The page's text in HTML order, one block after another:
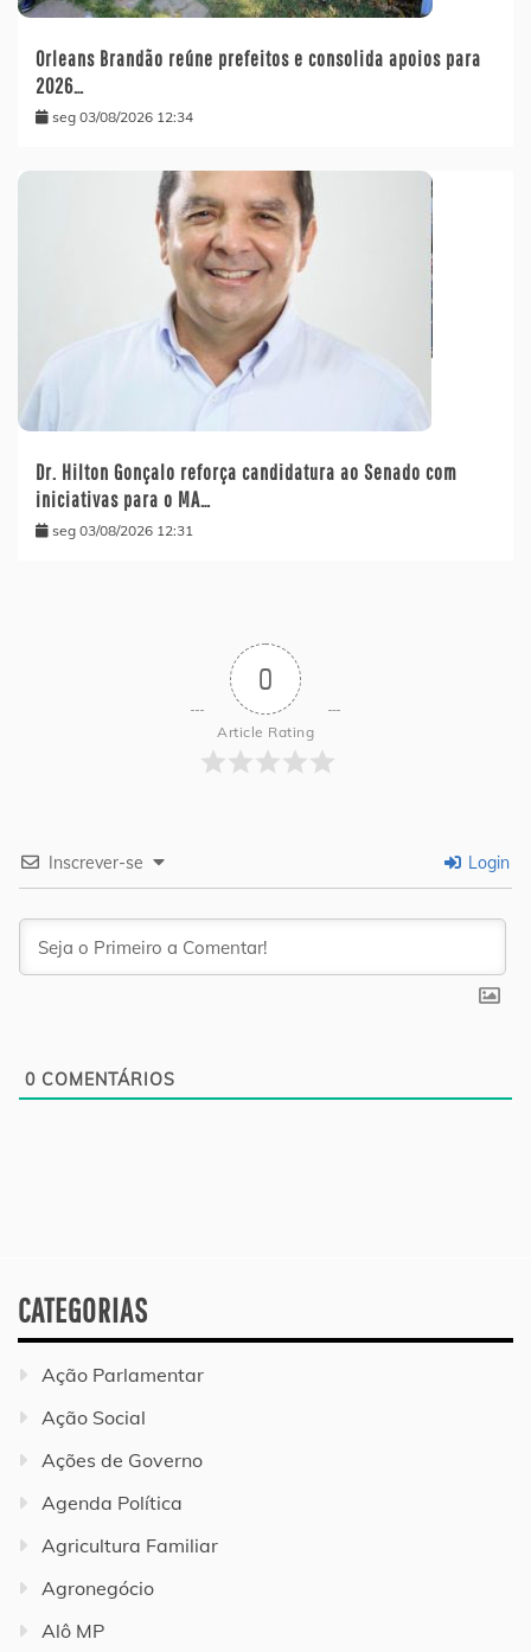
Orleans Brandão reúne prefeitos e consolida apoios para
2026…
seg 03/08/2026 12:34
Dr. Hilton Gonçalo reforça candidatura ao Senado com
iniciativas para o MA…
seg 03/08/2026 12:31
0
Article Rating
Inscrever-se Login
0 COMENTÁRIOS
CATEGORIAS
Ação Parlamentar
Ação Social
Ações de Governo
Agenda Política
Agricultura Familiar
Agronegócio
Alô MP